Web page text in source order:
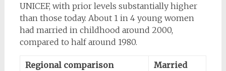
UNICEF, with prior levels substantially higher
than those today. About 1 in 4 young women
had married in childhood around 2000,
compared to half around 1980.
Regional comparison
Married